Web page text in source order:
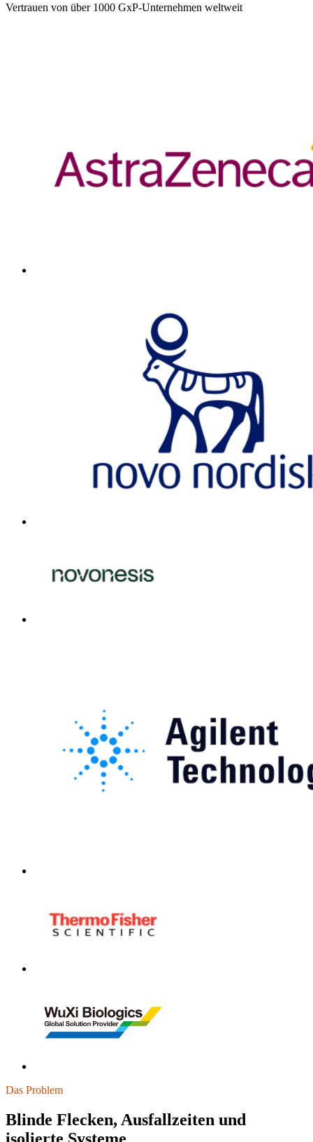
Vertrauen von über 1000 GxP-Unternehmen weltweit
Das Problem
Blinde Flecken, Ausfallzeiten und
isolierte Systeme